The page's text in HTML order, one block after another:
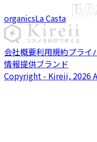
organicsLa Casta
会社概要利用規約プライ
情報提供ブランド
Copyright - Kireii, 2026